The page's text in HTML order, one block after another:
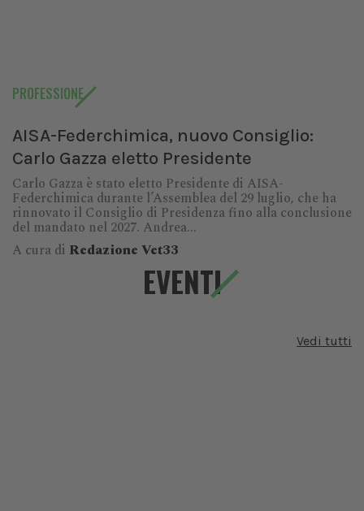
PROFESSIONE
AISA-Federchimica, nuovo Consiglio:
Carlo Gazza eletto Presidente
Carlo Gazza è stato eletto Presidente di AISA-
Federchimica durante l’Assemblea del 29 luglio, che ha
rinnovato il Consiglio di Presidenza fino alla conclusione
del mandato nel 2027. Andrea...
A cura di Redazione Vet33
EVENTI
Vedi tutti